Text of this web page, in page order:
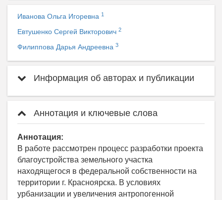
Иванова Ольга Игоревна 1
Евтушенко Сергей Викторович 2
Филиппова Дарья Андреевна 3
Информация об авторах и публикации
Аннотация и ключевые слова
Аннотация:
В работе рассмотрен процесс разработки проекта
благоустройства земельного участка
находящегося в федеральной собственности на
территории г. Красноярска. В условиях
урбанизации и увеличения антропогенной